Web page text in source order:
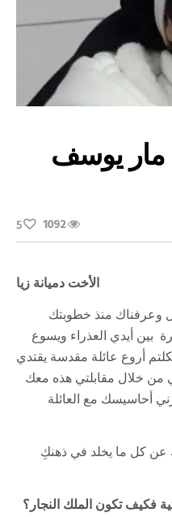
مار يوسف
1092
5
الأخت دميانة زيا
وعرفناك منذ خطوبتك
بين أيدي العذراء ويسوع
أروع عائلة مقدسة يقتدي
من خلال مقابلتي هذه معك
أحاسيسك مع العائلة
عن كل ما يخلد في ذهنكِ
فكيف تكون الملك النجار؟